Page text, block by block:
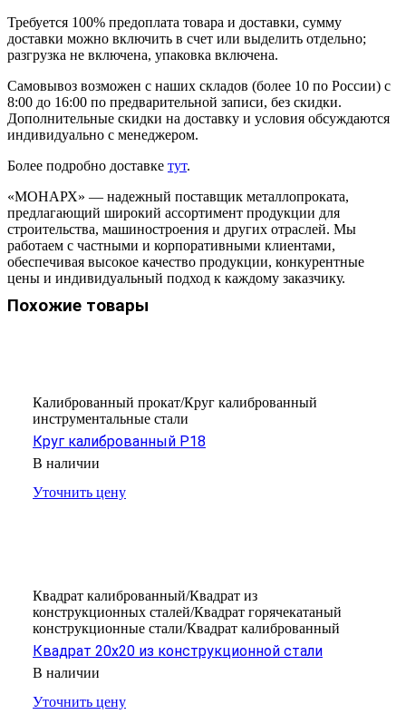
Требуется 100% предоплата товара и доставки, сумму
доставки можно включить в счет или выделить отдельно;
разгрузка не включена, упаковка включена.
Самовывоз возможен с наших складов (более 10 по России) с
8:00 до 16:00 по предварительной записи, без скидки.
Дополнительные скидки на доставку и условия обсуждаются
индивидуально с менеджером.
Более подробно доставке тут.
«МОНАРХ» — надежный поставщик металлопроката,
предлагающий широкий ассортимент продукции для
строительства, машиностроения и других отраслей. Мы
работаем с частными и корпоративными клиентами,
обеспечивая высокое качество продукции, конкурентные
цены и индивидуальный подход к каждому заказчику.
Похожие товары
Калиброванный прокат/Круг калиброванный
инструментальные стали
Круг калиброванный Р18
В наличии
Уточнить цену
Квадрат калиброванный/Квадрат из
конструкционных сталей/Квадрат горячекатаный
конструкционные стали/Квадрат калиброванный
Квадрат 20х20 из конструкционной стали
В наличии
Уточнить цену